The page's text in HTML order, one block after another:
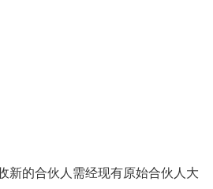
新的合伙人需经现有原始合伙人大